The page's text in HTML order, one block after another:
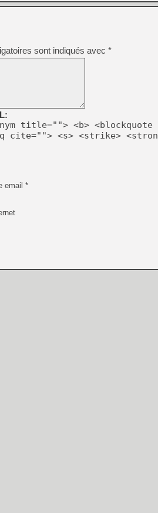
[Mo5] Brickboy cherche à
[GK] Minecraft et ses «
[GK] Beast of
[GK] Mémoire cash -
[GK] Dan Houser (GTA)
[GK] Comment EA Sports
[GK] Crimson Moon : un
[GK] Isle of Reveries : le
[GK] Moonlighter 2 : The
[GK] Capcom relance
[GK] Guillermo del Toro
sont indiqués avec *
title=""> <b> <blockquote
cite=""> <s> <strike>
email *